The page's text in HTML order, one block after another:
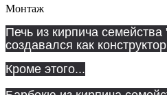
Монтаж
Печь из кирпича
создавался как
Кроме этого...